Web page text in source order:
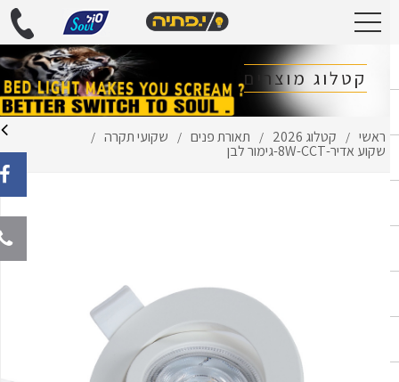
קטלוג מוצרים
ראשי קטלוג 2026 תאורת פנים שקועי תקרה
שקוע אדיר-8W-CCT-גימור לבן